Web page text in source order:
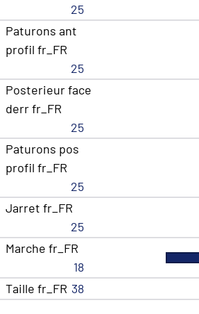
25
Paturons ant
profil fr_FR
25
Posterieur face
derr fr_FR
25
Paturons pos
profil fr_FR
25
Jarret fr_FR
25
Marche fr_FR
18
Taille fr_FR 38